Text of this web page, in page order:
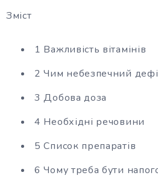
Зміст
1 Важливість вітамінів
2 Чим небезпечний
3 Добова доза
4 Необхідні речовини
5 Список препаратів
6 Чому треба бути